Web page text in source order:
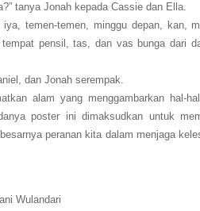
tanya Jonah kepada Cassie dan Ella.
iya, temen-temen, minggu depan, kan,
pensil, tas, dan vas bunga dari
dan Jonah serempak.
alam yang menggambarkan hal-
poster ini dimaksudkan untuk
peranan kita dalam menjaga
Wulandari